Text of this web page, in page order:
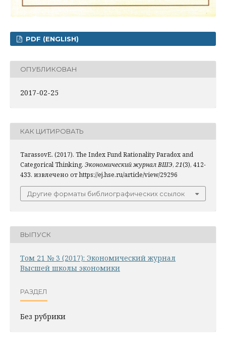
PDF (ENGLISH)
ОПУБЛИКОВАН
2017-02-25
КАК ЦИТИРОВАТЬ
TarassovE. (2017). The Index Fund Rationality Paradox and
Categorical Thinking. Экономический журнал ВШЭ, 21(3), 412-
433. извлечено от https://ej.hse.ru/article/view/29296
Другие форматы библиографических ссылок
ВЫПУСК
Том 21 № 3 (2017): Экономический журнал
Высшей школы экономики
РАЗДЕЛ
Без рубрики